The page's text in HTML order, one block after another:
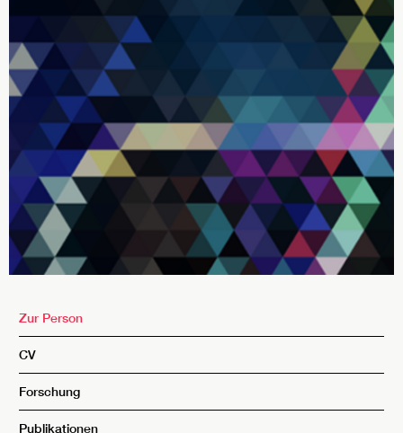
Zur Person
CV
Forschung
Publikationen